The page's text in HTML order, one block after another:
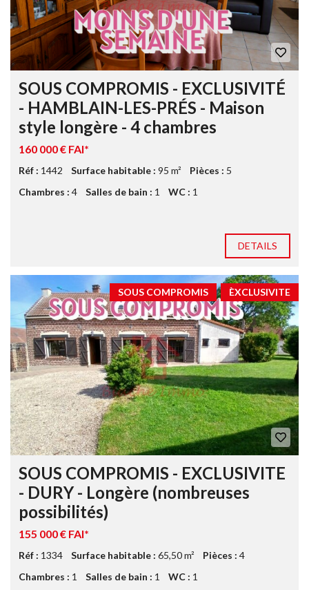
SOUS COMPROMIS - EXCLUSIVITÉ
- HAMBLAIN-LES-PRÉS - Maison
style longère - 4 chambres
160 000 € FAI*
Réf : 1442 Surface habitable : 95 m² Pièces : 5
Chambres : 4 Salles de bain : 1 WC : 1
DETAILS
ÈXCLUSIVITE
SOUS COMPROMIS
SOUS COMPROMIS - EXCLUSIVITE
- DURY - Longère (nombreuses
possibilités)
155 000 € FAI*
Réf : 1334 Surface habitable : 65,50 m² Pièces : 4
Chambres : 1 Salles de bain : 1 WC : 1